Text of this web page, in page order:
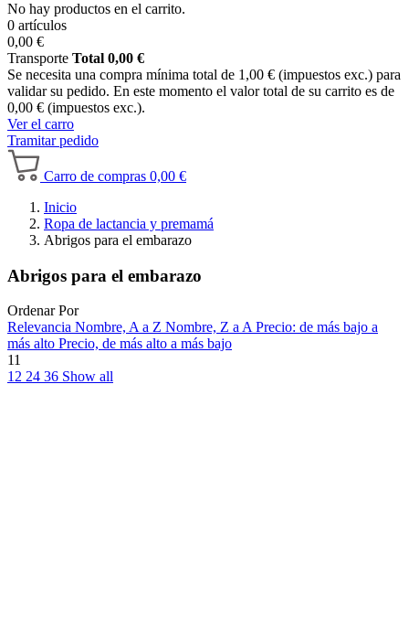
No hay productos en el carrito.
0 artículos
0,00 €
Transporte Total 0,00 €
Se necesita una compra mínima total de 1,00 € (impuestos exc.) para
validar su pedido. En este momento el valor total de su carrito es de
0,00 € (impuestos exc.).
Ver el carro
Tramitar pedido
Carro de compras 0,00 €
Inicio
Ropa de lactancia y premamá
Abrigos para el embarazo
Abrigos para el embarazo
Ordenar Por
Relevancia Nombre, A a Z Nombre, Z a APrecio: de más bajo a
más alto Precio, de más alto a más bajo
11
12 24 36 Show all